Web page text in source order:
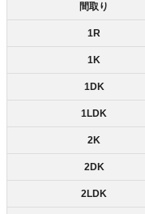
間取り
1R
1K
1DK
1LDK
2K
2DK
2LDK